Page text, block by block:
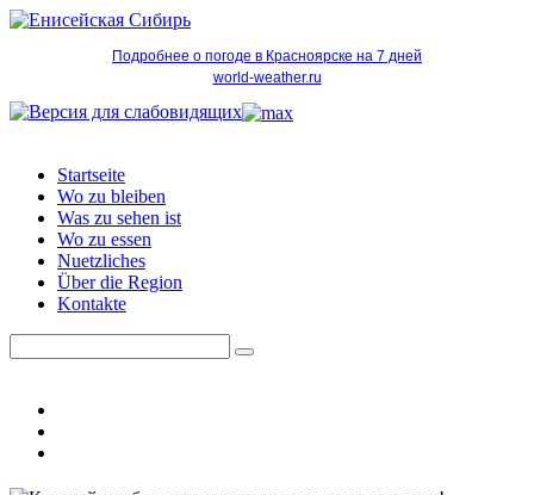
Подробнее о погоде в Красноярске на 7 дней
world-weather.ru
Startseite
Wo zu bleiben
Was zu sehen ist
Wo zu essen
Nuetzliches
Über die Region
Kontakte